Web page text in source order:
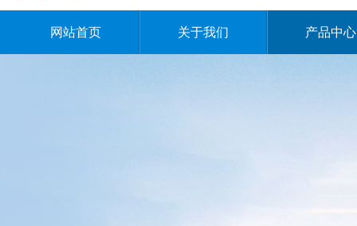
网站首页 关于我们 产品中心